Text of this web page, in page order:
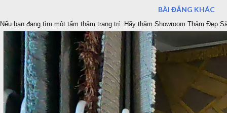
nghiệp tại TPHCM. Gọi ngay hotline: 0911 331 688 để được tư
vấn các chọn, phối màu, thiết kế thảm trải sàn văn phòng, hội
nghị, hội trường, sảnh lớn... thảm trải sàn phòng ngủ TPHCM
thảm lông trải sàn phòng ngủ TPHCM thảm trải sàn phòng
khách cao cấp TPHCM thảm trải sàn phòng khách hiện đại
TPHCM thảm trải sàn phòng ngủ đẹp TPHCM thảm trải sàn
phòng khách đẹp TPHCM thảm decor phòng ngủ TPHCM Trên
đây là tổng hợp 25 mẫu thảm văn phòng đẹp phần 1 . Chúng tôi
BÀI ĐĂNG KHÁC
Nếu bạn đang tìm một tấm thảm trang trí. Hãy thăm Showroom Thảm Đẹp